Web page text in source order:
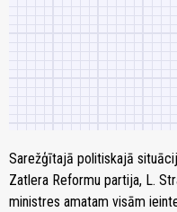
Sarežģītajā politiskajā
Zatlera Reformu partija, L.
ministres amatam visām